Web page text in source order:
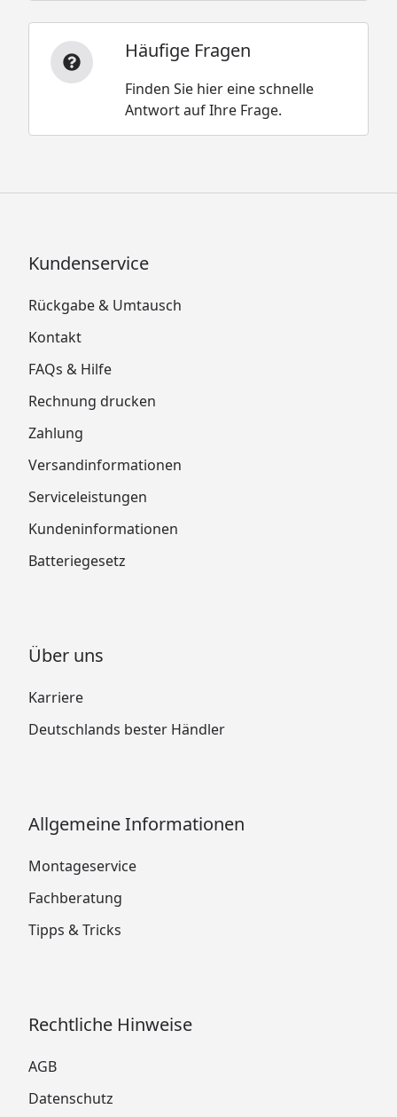
Häufige Fragen
Finden Sie hier eine schnelle
Antwort auf Ihre Frage.
Kundenservice
Rückgabe & Umtausch
Kontakt
FAQs & Hilfe
Rechnung drucken
Zahlung
Versandinformationen
Serviceleistungen
Kundeninformationen
Batteriegesetz
Über uns
Karriere
Deutschlands bester Händler
Allgemeine Informationen
Montageservice
Fachberatung
Tipps & Tricks
Rechtliche Hinweise
AGB
Datenschutz